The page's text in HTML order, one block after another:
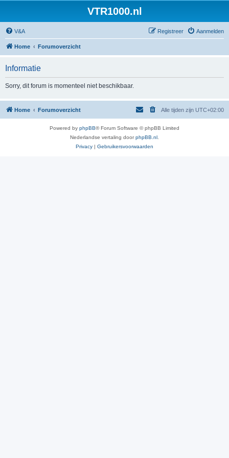
VTR1000.nl
V&A Aanmelden
Registreer
Home Forumoverzicht
Informatie
Sorry, dit forum is momenteel niet beschikbaar.
Home Forumoverzicht Alle tijden zijn UTC+02:00
Powered by phpBB® Forum Software © phpBB Limited
Nederlandse vertaling doorphpBB.nl
Privacy | Gebruikersvoorwaarden